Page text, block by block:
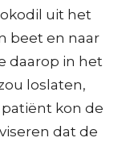
uit het
beet en naar
daarop in het
loslaten,
kon de
dat de